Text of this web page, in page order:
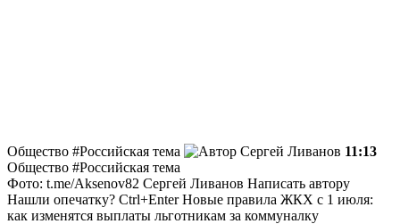
Общество #Российская тема Сергей Ливанов 11:13
Общество #Российская тема
Фото: t.me/Aksenov82 Сергей Ливанов Написать автору
Нашли опечатку? Ctrl+EnterНовые правила ЖКХ с 1 июля:
как изменятся выплаты льготникам за коммуналку